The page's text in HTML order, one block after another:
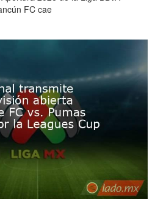
FC cae